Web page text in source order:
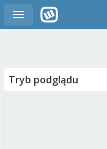
Tryb podglądu